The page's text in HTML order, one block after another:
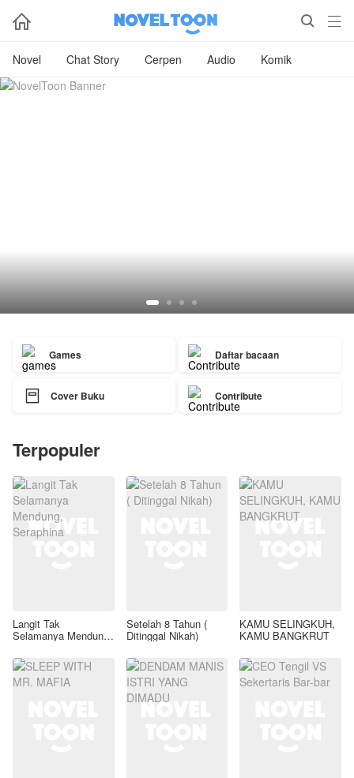
  
Novel Chat Story Cerpen Audio Komik
Games Daftar bacaan
 Cover Buku Contribute
Terpopuler
Langit Tak
Selamanya Mendung,
Setelah 8 Tahun (
Ditinggal Nikah)
KAMU SELINGKUH,
KAMU BANGKRUT